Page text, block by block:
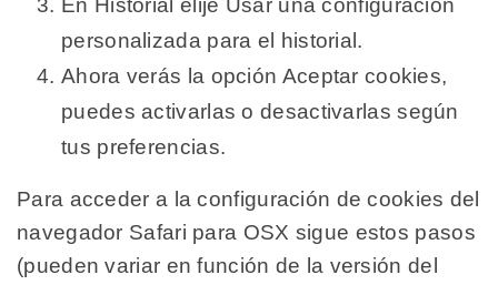
En Historial elije Usar una configuración
personalizada para el historial.
Ahora verás la opción Aceptar cookies,
puedes activarlas o desactivarlas según
tus preferencias.
Para acceder a la configuración de cookies del
navegador Safari para OSX sigue estos pasos
(pueden variar en función de la versión del